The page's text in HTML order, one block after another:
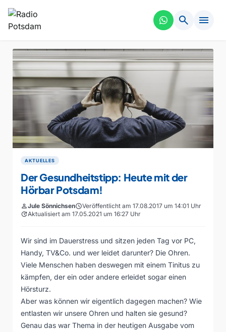
search menu
AKTUELLES
Der Gesundheitstipp: Heute mit der
Hörbar Potsdam!
personJule SönnichsenscheduleVeröffentlicht am 17.08.2017 um 14:01 Uhr
updateAktualisiert am 17.05.2021 um 16:27 Uhr
Wir sind im Dauerstress und sitzen jeden Tag vor PC,
Handy, TV&Co. und wer leidet darunter? Die Ohren.
Viele Menschen haben deswegen mit einem Tinitus zu
kämpfen, der ein oder andere erleidet sogar einen
Hörsturz.
Aber was können wir eigentlich dagegen machen? Wie
entlasten wir unsere Ohren und halten sie gesund?
Genau das war Thema in der heutigen Ausgabe vom